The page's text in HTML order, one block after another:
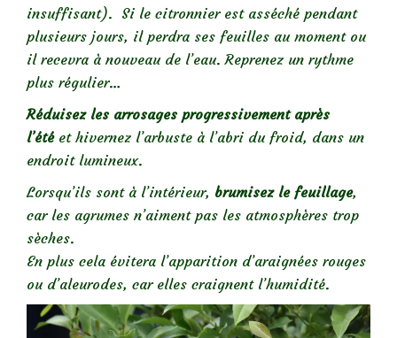
insuffisant). Si le citronnier est asséché pendant
plusieurs jours, il perdra ses feuilles au moment ou
il recevra à nouveau de l’eau. Reprenez un rythme
plus régulier…
Réduisez les arrosages progressivement après
l’été et hivernez l’arbuste à l’abri du froid, dans un
endroit lumineux.
Lorsqu’ils sont à l’intérieur, brumisez le feuillage,
car les agrumes n’aiment pas les atmosphères trop
sèches.
En plus cela évitera l’apparition d’araignées rouges
ou d’aleurodes, car elles craignent l’humidité.